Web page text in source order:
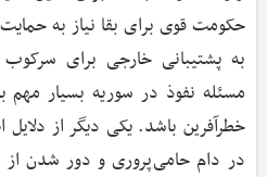
حکومت قوی برای بقا نیاز به
به پشتیبانی خارجی برای
مسئله نفوذ در سوریه بسیار مهم
خطرآفرین باشد. یکی دیگر از
در دام حامی‌پروری و دور شدن